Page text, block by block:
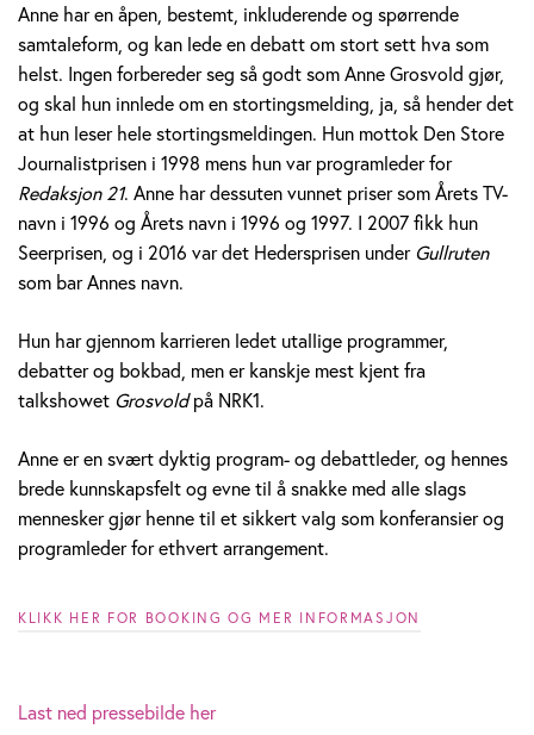
s
v
o
l
d
Anne har en åpen, bestemt, inkluderende og spørrende
samtaleform, og kan lede en debatt om stort sett hva som
helst. Ingen forbereder seg så godt som Anne Grosvold gjør,
og skal hun innlede om en stortingsmelding, ja, så hender det
at hun leser hele stortingsmeldingen. Hun mottok Den Store
Journalistprisen i 1998 mens hun var programleder for
Redaksjon 21. Anne har dessuten vunnet priser som Årets TV-
navn i 1996 og Årets navn i 1996 og 1997. I 2007 fikk hun
Seerprisen, og i 2016 var det Hedersprisen underGullruten
som bar Annes navn.
Hun har gjennom karrieren ledet utallige programmer,
debatter og bokbad, men er kanskje mest kjent fra
talkshowet Grosvoldpå NRK1.
Anne er en svært dyktig program- og debattleder, og hennes
brede kunnskapsfelt og evne til å snakke med alle slags
mennesker gjør henne til et sikkert valg som konferansier og
programleder for ethvert arrangement.
KLIKK HER FOR BOOKING OG MER INFORMASJON
Last ned pressebilde her